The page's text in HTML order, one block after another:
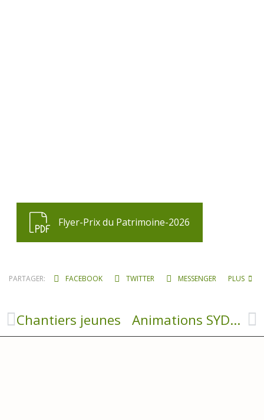
Flyer-Prix du Patrimoine-2026
PARTAGER: FACEBOOK TWITTER MESSENGER PLUS
Chantiers jeunes Animations SYDOM Aveyron 2026 – 2027